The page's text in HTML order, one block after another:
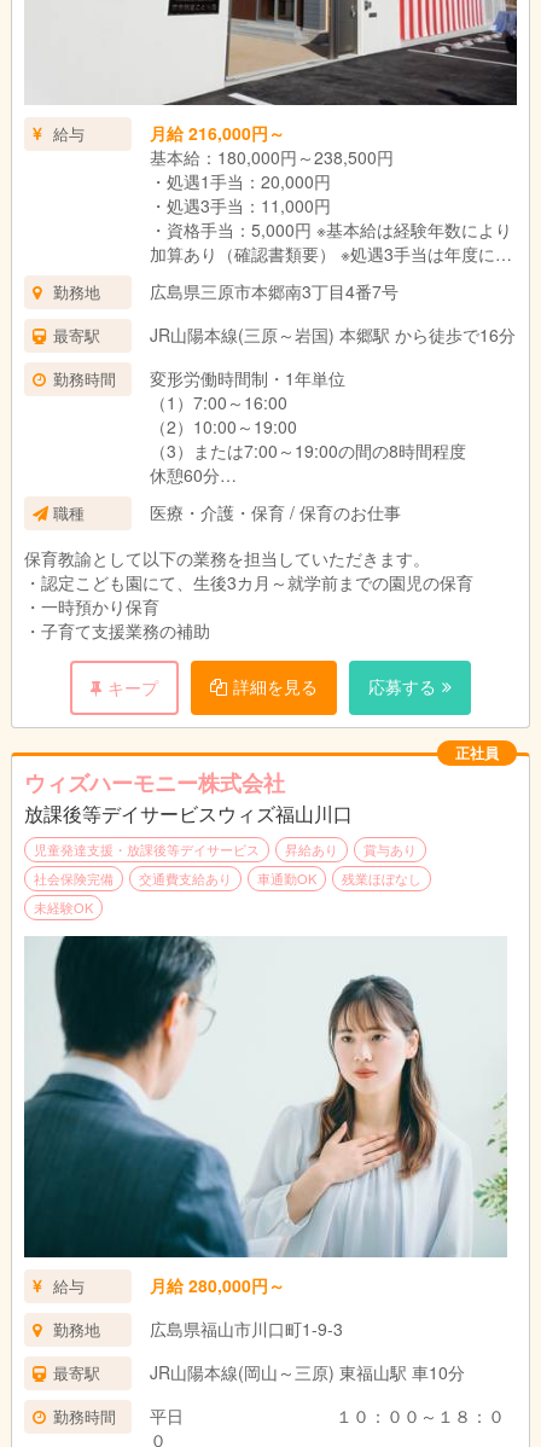
給与
月給 216,000円～
基本給：180,000円～238,500円
・処遇1手当：20,000円
・処遇3手当：11,000円
・資格手当：5,000円 ※基本給は経験年数により
加算あり（確認書類要） ※処遇3手当は年度によ
り変動あり
・通勤手当：実費支給（上限31,600円）
・昇給：月あたり3,000円（実績）
・賞与：年2回 計3ヶ月分（実績） ※試用期間3
ヶ月（同条件）
勤務地 広島県三原市本郷南3丁目4番7号
最寄駅 JR山陽本線(三原～岩国) 本郷駅 から徒歩で16分
勤務時間
変形労働時間制・1年単位
（1）7:00～16:00
（2）10:00～19:00
（3）または7:00～19:00の間の8時間程度
休憩60分
※就業時間はシフトによる
月平均時間外労働時間 3時間
職種
医療・介護・保育 / 保育のお仕事
保育教諭として以下の業務を担当していただきます。
・認定こども園にて、生後3カ月～就学前までの園児の保育
・一時預かり保育
・子育て支援業務の補助
キープ 詳細を見る 応募する
正社員
ウィズハーモニー株式会社
放課後等デイサービスウィズ福山川口
児童発達支援・放課後等デイサービス 昇給あり
賞与あり
社会保険完備
交通費支給あり 車通勤OK
残業ほぼなし
未経験OK
給与 月給 280,000円～
勤務地 広島県福山市川口町1-9-3
最寄駅 JR山陽本線(岡山～三原) 東福山駅 車10分
勤務時間
平日 １０：００～１８：０
０